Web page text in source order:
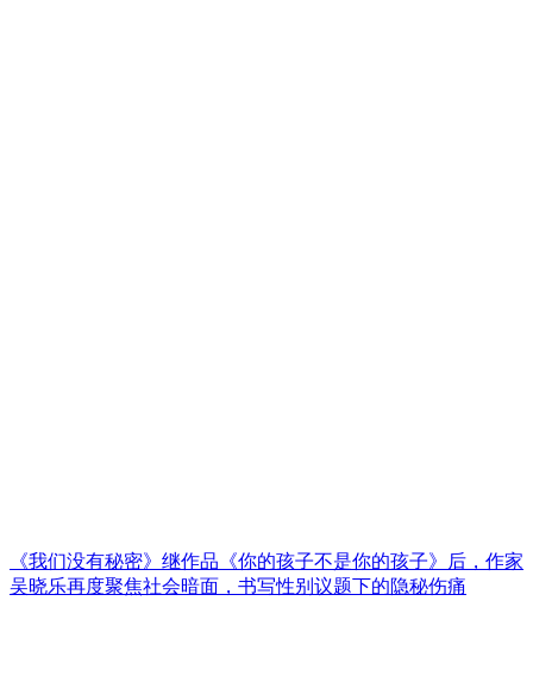
《我们没有秘密》继作品《你的孩子不是你的孩子》后，作家
吴晓乐再度聚焦社会暗面，书写性别议题下的隐秘伤痛